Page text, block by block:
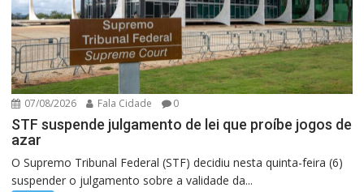
07/08/2026 Fala Cidade 0
STF suspende julgamento de lei que proíbe jogos de
azar
O Supremo Tribunal Federal (STF) decidiu nesta quinta-feira (6)
suspender o julgamento sobre a validade da...